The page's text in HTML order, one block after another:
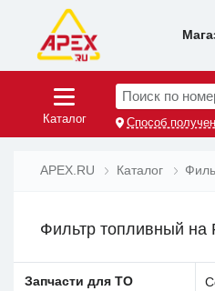
Каталог
Поиск по
Способ
APEX.RU Каталог
Фильтр топливный на
Запчасти для ТО